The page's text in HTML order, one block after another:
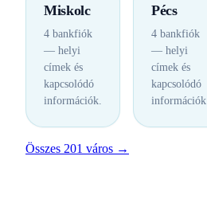
Miskolc
4 bankfiók
— helyi
címek és
kapcsolódó
információk.
Pécs
4 bankfiók
— helyi
címek és
kapcsolódó
információk.
Összes 201 város →